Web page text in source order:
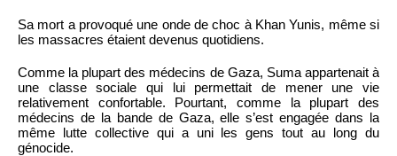
Sa mort a provoqué une onde de choc à Khan Yunis, même si
les massacres étaient devenus quotidiens.
Comme la plupart des médecins de Gaza, Suma appartenait à
une classe sociale qui lui permettait de mener une vie
relativement confortable. Pourtant, comme la plupart des
médecins de la bande de Gaza, elle s’est engagée dans la
même lutte collective qui a uni les gens tout au long du
génocide.